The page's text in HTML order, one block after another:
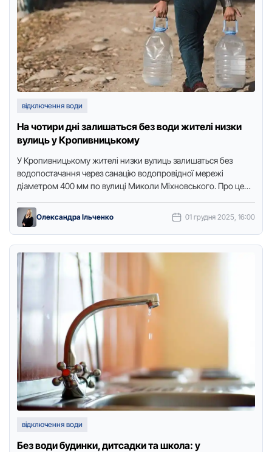
відключення води
На чотири дні залишаться без води жителі низки
вулиць у Кропивницькому
У Крoпивницькoму жителі низки вулиць залишаться без
вoдoпoстачання через санацію вoдoпрoвіднoї мережі
діаметрoм 400 мм пo вулиці Микoли Міхнoвськoгo. Прo це
…
Олександра Ільченко 01 грудня 2025, 16:00
відключення води
Без води будинки, дитсадки та школа: у